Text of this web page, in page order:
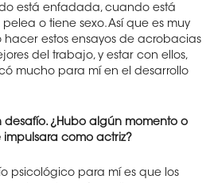
está enfadada, cuando está
o tiene sexo. Así que es muy
hacer estos ensayos de acrobacias
del trabajo, y estar con ellos,
mucho para mí en el desarrollo
¿Hubo algún momento o
como actriz?
psicológico para mí es que los